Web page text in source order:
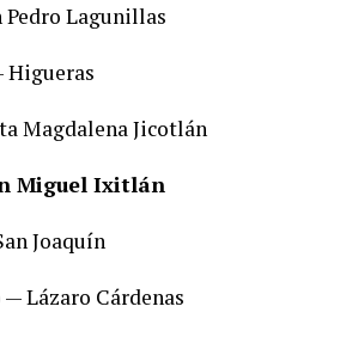
Lagunillas
Higueras
Magdalena Jicotlán
Miguel Ixitlán
Joaquín
Lázaro Cárdenas